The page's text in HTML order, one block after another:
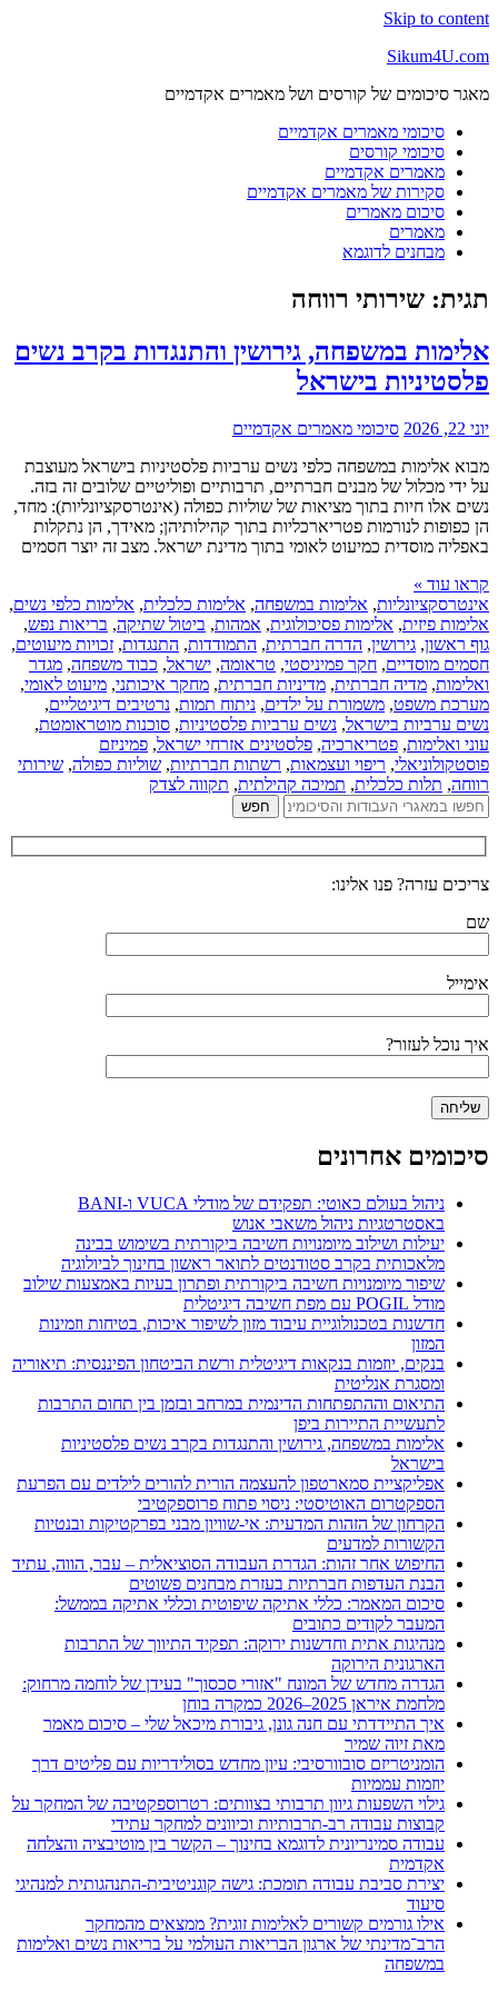
Skip to content
Sikum4U.com
מאגר סיכומים של קורסים ושל מאמרים אקדמיים
סיכומי מאמרים אקדמיים
סיכומי קורסים
מאמרים אקדמיים
סקירות של מאמרים אקדמיים
סיכום מאמרים
מאמרים
מבחנים לדוגמא
תגית: שירותי רווחה
אלימות במשפחה, גירושין והתנגדות בקרב נשים
פלסטיניות בישראל
יוני 22, 2026
סיכומי מאמרים אקדמיים
מבוא אלימות במשפחה כלפי נשים ערביות פלסטיניות בישראל מעוצבת
על ידי מכלול של מבנים חברתיים, תרבותיים ופוליטיים שלובים זה בזה.
נשים אלו חיות בתוך מציאות של שוליות כפולה (אינטרסקציונליות): מחד,
הן כפופות לנורמות פטריארכליות בתוך קהילותיהן; מאידך, הן נתקלות
באפליה מוסדית כמיעוט לאומי בתוך מדינת ישראל. מצב זה יוצר חסמים
קראו עוד »
אינטרסקציונליות, אלימות במשפחה, אלימות כלכלית, אלימות כלפי נשים,
אלימות פיזית, אלימות פסיכולוגית, אמהות, ביטול שתיקה, בריאות נפש,
גוף ראשון, גירושין, הדרה חברתית, התמודדות, התנגדות, זכויות מיעוטים,
חסמים מוסדיים, חקר פמיניסטי, טראומה, ישראל, כבוד משפחה, מגדר
ואלימות, מדיה חברתית, מדיניות חברתית, מחקר איכותני, מיעוט לאומי,
מערכת משפט, משמורת על ילדים, ניתוח תמות, נרטיבים דיגיטליים,
נשים ערביות בישראל, נשים ערביות פלסטיניות, סוכנות מוטראומטת,
עוני ואלימות, פטריארכיה, פלסטינים אזרחי ישראל, פמיניזם
פוסטקולוניאלי, ריפוי ועצמאות, רשתות חברתיות, שוליות כפולה, שירותי
רווחה, תלות כלכלית, תמיכה קהילתית, תקווה לצדק
צריכים עזרה? פנו אלינו:
שם
אימייל
איך נוכל לעזור?
סיכומים אחרונים
ניהול בעולם כאוטי: תפקידם של מודלי VUCA ו-BANI
באסטרטגיות ניהול משאבי אנוש
יעילות ושילוב מיומנויות חשיבה ביקורתית בשימוש בבינה
מלאכותית בקרב סטודנטים לתואר ראשון בחינוך לביולוגיה
שיפור מיומנויות חשיבה ביקורתית ופתרון בעיות באמצעות שילוב
מודל POGIL עם מפת חשיבה דיגיטלית
חדשנות בטכנולוגיית עיבוד מזון לשיפור איכות, בטיחות וזמינות
המזון
בנקים, יוזמות בנקאות דיגיטלית ורשת הביטחון הפיננסית: תיאוריה
ומסגרת אנליטית
התיאום וההתפתחות הדינמית במרחב ובזמן בין תחום התרבות
לתעשיית התיירות ביפן
אלימות במשפחה, גירושין והתנגדות בקרב נשים פלסטיניות
בישראל
אפליקציית סמארטפון להעצמה הורית להורים לילדים עם הפרעת
הספקטרום האוטיסטי: ניסוי פתוח פרוספקטיבי
הקרחון של הזהות המדעית: אי-שוויון מבני בפרקטיקות ובנטיות
הקשורות למדעים
החיפוש אחר זהות: הגדרת העבודה הסוציאלית – עבר, הווה, עתיד
הבנת העדפות חברתיות בעזרת מבחנים פשוטים
סיכום המאמר: כללי אתיקה שיפוטית וכללי אתיקה בממשל:
המעבר לקודים כתובים
מנהיגות אתית וחדשנות ירוקה: תפקיד התיווך של התרבות
הארגונית הירוקה
הגדרה מחדש של המונח "אזורי סכסוך" בעידן של לוחמה מרחוק:
מלחמת איראן 2025–2026 כמקרה בוחן
איך התיידדתי עם חנה גונן, גיבורת מיכאל שלי – סיכום מאמר
מאת זיוה שמיר
הומניטריזם סובוורסיבי: עיון מחדש בסולידריות עם פליטים דרך
יוזמות עממיות
גילוי השפעות גיוון תרבותי בצוותים: רטרוספקטיבה של המחקר על
קבוצות עבודה רב-תרבותיות וכיוונים למחקר עתידי
עבודה סמינריונית לדוגמא בחינוך – הקשר בין מוטיבציה והצלחה
אקדמית
יצירת סביבת עבודה תומכת: גישה קוגניטיבית-התנהגותית למנהיגי
סיעוד
אילו גורמים קשורים לאלימות זוגית? ממצאים מהמחקר
הרב־מדינתי של ארגון הבריאות העולמי על בריאות נשים ואלימות
במשפחה